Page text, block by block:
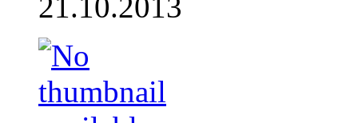
21.10.2013